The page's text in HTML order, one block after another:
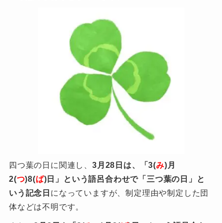
四つ葉の日に関連し、 3月28日は、 「3(み)月
2(つ)8(ば)日」という語呂合わせで「三つ葉の日」と
いう記念日 になっていますが、制定理由や制定した団
体などは不明です。